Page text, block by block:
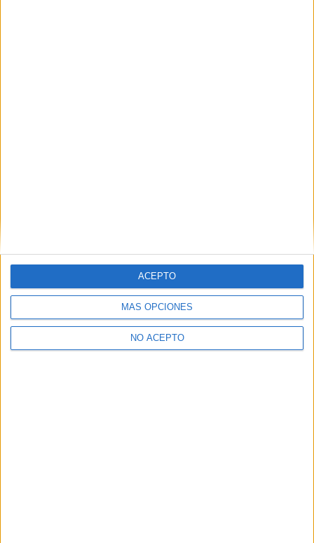
MÁS OPCIONES
NO ACEPTO
ACEPTO
Y como regalo de agradecimiento, por registrarte te daremos
gratis una copia de nuestro ebook con 100 consejos para tu
primer año de universidad